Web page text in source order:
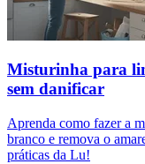
Misturinha para
sem danificar
Aprenda como fazer a
branco e remova o
práticas da Lu!